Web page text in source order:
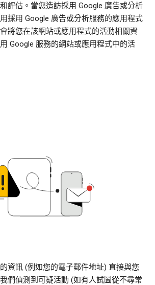
評估。當您造訪採用 Google 廣告或分析
採用 Google 廣告或分析服務的應用程式
將您在該網站或應用程式的活動相關資
Google 服務的網站或應用程式中的活
資訊 (例如您的電子郵件地址) 直接與您
們偵測到可疑活動 (如有人試圖從不尋常